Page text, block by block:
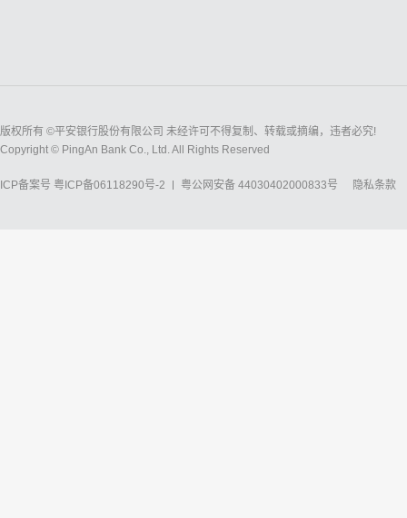
版权所有 ©平安银行股份有限公司 未经许可不得复制、转载或摘编，违者必究!
Copyright © PingAn Bank Co., Ltd. All Rights Reserved
ICP备案号 粤ICP备06118290号-2 粤公网安备 44030402000833号 隐私条款